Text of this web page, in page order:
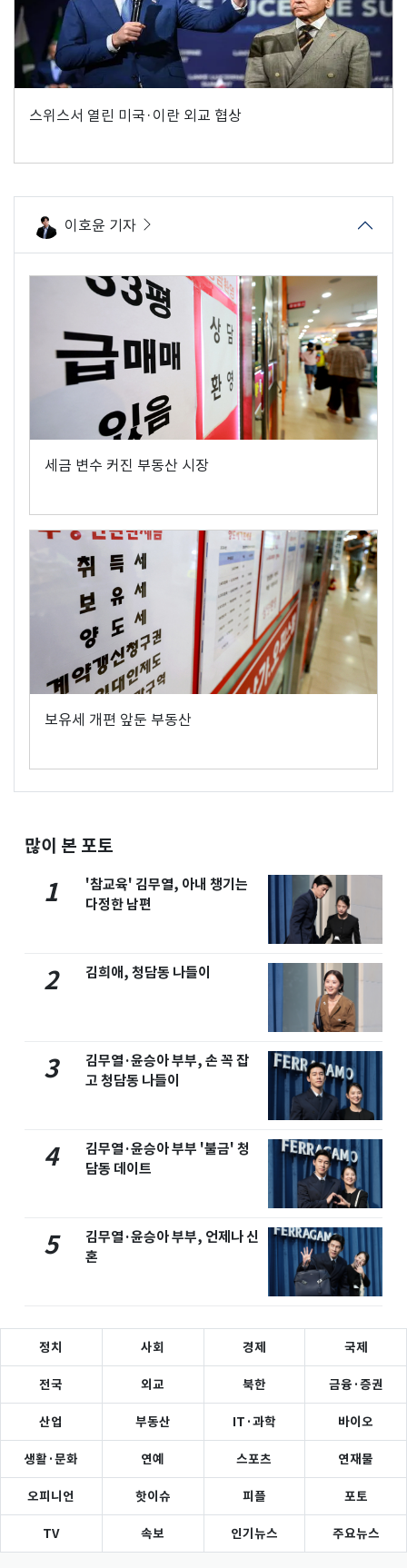
스위스서 열린 미국·이란 외교 협상
이호윤 기자
세금 변수 커진 부동산 시장
보유세 개편 앞둔 부동산
많이 본 포토
1
'참교육' 김무열, 아내 챙기는
다정한 남편
2 김희애, 청담동 나들이
3
김무열·윤승아 부부, 손 꼭 잡
고 청담동 나들이
4
김무열·윤승아 부부 '불금' 청
담동 데이트
5
김무열·윤승아 부부, 언제나 신
혼
정치 사회 경제 국제
전국 외교 북한 금융·증권
산업 부동산 IT·과학 바이오
생활·문화 연예 스포츠 연재물
오피니언 핫이슈 피플 포토
TV 속보 인기뉴스 주요뉴스